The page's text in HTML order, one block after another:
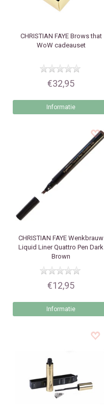
CHRISTIAN FAYEBrows that
WoW cadeauset
€32,95
Informatie
CHRISTIAN FAYE Wenkbrauw
Liquid Liner Quattro Pen Dark
Brown
€12,95
Informatie